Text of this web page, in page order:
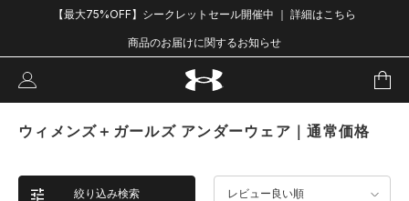
【最大75%OFF】シークレットセール開催中 ｜ 詳細はこちら
商品のお届けに関するお知らせ
ウィメンズ＋ガールズ アンダーウェア｜通常価格
絞り込み検索 レビュー良い順